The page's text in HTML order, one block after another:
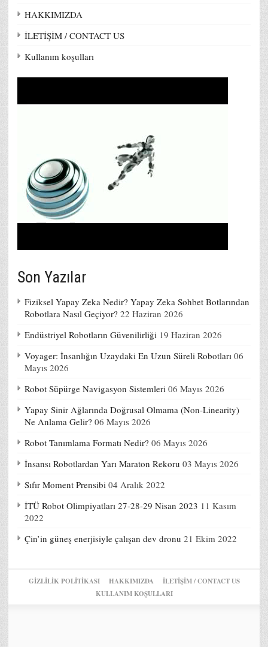
HAKKIMIZDA
İLETİŞİM / CONTACT US
Kullanım koşulları
Son Yazılar
Fiziksel Yapay Zeka Nedir? Yapay Zeka Sohbet Botlarından
Robotlara Nasıl Geçiyor? 22 Haziran 2026
Endüstriyel Robotların Güvenilirliği 19 Haziran 2026
Voyager: İnsanlığın Uzaydaki En Uzun Süreli Robotları 06
Mayıs 2026
Robot Süpürge Navigasyon Sistemleri 06 Mayıs 2026
Yapay Sinir Ağlarında Doğrusal Olmama (Non-Linearity)
Ne Anlama Gelir? 06 Mayıs 2026
Robot Tanımlama Formatı Nedir? 06 Mayıs 2026
İnsansı Robotlardan Yarı Maraton Rekoru 03 Mayıs 2026
Sıfır Moment Prensibi 04 Aralık 2022
İTÜ Robot Olimpiyatları 27-28-29 Nisan 2023 11 Kasım
2022
Çin’in güneş enerjisiyle çalışan dev dronu 21 Ekim 2022
GIZLILIK POLITIKASI HAKKIMIZDA
İLETİŞİM / CONTACT US
KULLANIM KOŞULLARI